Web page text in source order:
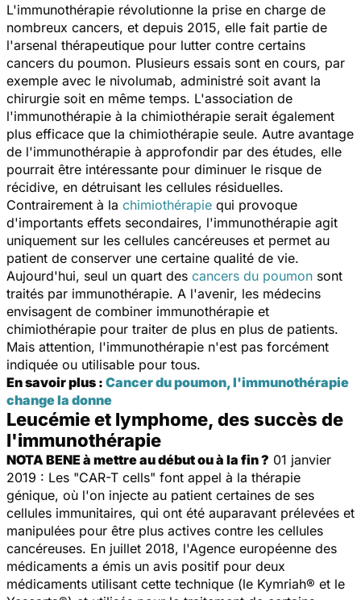
L'immunothérapie révolutionne la prise en charge de
nombreux cancers, et depuis 2015, elle fait partie de
l'arsenal thérapeutique pour lutter contre certains
cancers du poumon. Plusieurs essais sont en cours, par
exemple avec le nivolumab, administré soit avant la
chirurgie soit en même temps. L'association de
l'immunothérapie à la chimiothérapie serait également
plus efficace que la chimiothérapie seule. Autre avantage
de l'immunothérapie à approfondir par des études, elle
pourrait être intéressante pour diminuer le risque de
récidive, en détruisant les cellules résiduelles.
Contrairement à la chimiothérapie qui provoque
d'importants effets secondaires, l'immunothérapie agit
uniquement sur les cellules cancéreuses et permet au
patient de conserver une certaine qualité de vie.
Aujourd'hui, seul un quart des cancers du poumon sont
traités par immunothérapie. A l'avenir, les médecins
envisagent de combiner immunothérapie et
chimiothérapie pour traiter de plus en plus de patients.
Mais attention, l'immunothérapie n'est pas forcément
indiquée ou utilisable pour tous.
En savoir plus : Cancer du poumon, l'immunothérapie
change la donne
Leucémie et lymphome, des succès de
l'immunothérapie
NOTA BENE à mettre au début ou à la fin ? 01 janvier
2019 : Les "CAR-T cells" font appel à la thérapie
génique, où l'on injecte au patient certaines de ses
cellules immunitaires, qui ont été auparavant prélevées et
manipulées pour être plus actives contre les cellules
cancéreuses. En juillet 2018, l'Agence européenne des
médicaments a émis un avis positif pour deux
médicaments utilisant cette technique (le Kymriah® et le